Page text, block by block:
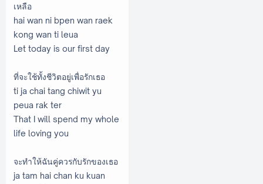
เหลือ
hai wan ni bpen wan raek
kong wan ti leua
Let today is our first day
ที่จะใช้ทั้งชีวิตอยู่เพื่อรักเธอ
ti ja chai tang chiwit yu
peua rak ter
That I will spend my whole
life loving you
จะทำให้ฉันคู่ควรกับรักของเธอ
ja tam hai chan ku kuan